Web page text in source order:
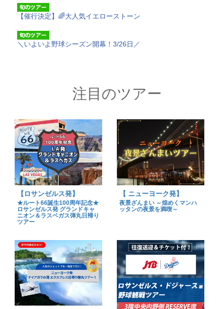
【催行決定】🌈大人気イエローストーン
＼いよいよ野球シーズン開幕！3/26日／
注目のツアー
【ロサンゼルス発】
★ルート66誕生100周年記念★
ロサンゼルス発 グランドキャ
ニオン＆ラスベガス弾丸日帰り
ツアー
【 ニューヨーク発】
夜景ざんまい ～煌めくマンハ
ッタンの夜景を満喫～